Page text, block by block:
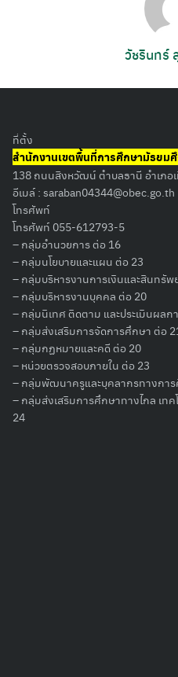
Search
for:
วัชรินทร์
ที่ตั้ง
สำนักงานเขตพื้นที่การศึกษามัธยม
138 ถนนสิงหวัฒน์ ตำบลธานี อำเภอ
อีเมล์ : saraban04344@obec.go.th
โทรศัพท์
โทรศัพท์ 055-612793-5
– กลุ่มอำนวยการ ต่อ 16
– กลุ่มนโยบายและแผน ต่อ 23
– กลุ่มบริหารงานการเงินและสินทรัพ
– กลุ่มบริหารงานบุคคล ต่อ 20
– กลุ่มนิเทศ ติดตาม และประเมินผล
– กลุ่มส่งเสริมการจัดการศึกษา ต่อ
– กลุ่มกฏหมายและคดี ต่อ 20
– หน่วยตรวจสอบภายใน ต่อ 23
– กลุ่มพัฒนาครูและบุคลากรทางกา
– กลุ่มส่งเสริมการศึกษาทางไกล เท
24